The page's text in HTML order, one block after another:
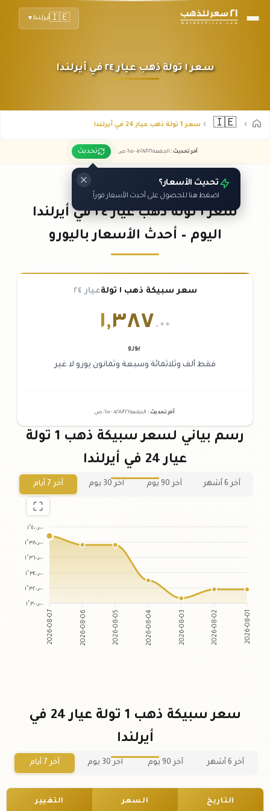
🇮🇪أيرلندا ▼
سعر ١ تولة ذهب عيار ٢٤ في أيرلندا
🇮🇪 سعر 1 تولة ذهب عيار 24 في أيرلندا
آخر تحديث : الجمعة ٠٧ /٠٨/٢٠٢٦ - ٠٦:٠٥ ص تحديث
تحديث الأسعار؟
اضغط هنا للحصول على أحدث الأسعار فوراً
سعر ١ تولة ذهب عيار ٢٤ في أيرلندا
اليوم – أحدث الأسعار باليورو
سعر سبيكة ذهب ١ تولة عيار ٢٤
١,٣٨٧ .٠٠
يورو
فقط ألف وثلاثمائة وسبعة وثمانون يورو لا غير
آخر تحديث : الجمعة ٠٧ /٠٨/٢٠٢٦ - ٠٦:٠٥ ص
رسم بياني لسعر سبيكة ذهب 1 تولة
عيار 24 في أيرلندا
آخر 6 أشهر آخر 90 يوم آخر 30 يوم آخر 7 أيام
١٬٤٠٠٫٠٠
١٬٣٨٠٫٠٠
١٬٣٦٠٫٠٠
١٬٣٤٠٫٠٠
١٬٣٢٠٫٠٠
١٬٣٠٠٫٠٠
2026-08-07 2026-08-06 2026-08-05 2026-08-04 2026-08-03 2026-08-02 2026-08-01
سعر سبيكة ذهب 1 تولة عيار 24 في
أيرلندا
آخر 6 أشهر آخر 90 يوم آخر 30 يوم آخر 7 أيام
التاريخ السعر التغيير